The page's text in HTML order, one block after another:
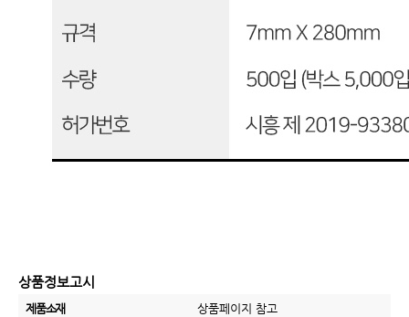
상품정보고시
제품소재 상품페이지 참고